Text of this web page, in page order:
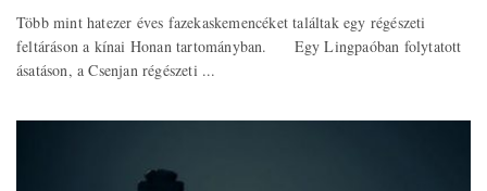
Több mint hatezer éves fazekaskemencéket találtak egy régészeti
feltáráson a kínai Honan tartományban. Egy Lingpaóban folytatott
ásatáson, a Csenjan régészeti ...